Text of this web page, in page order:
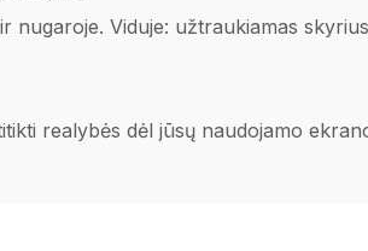
nugaroje. Viduje: užtraukiamas
realybės dėl jūsų naudojamo